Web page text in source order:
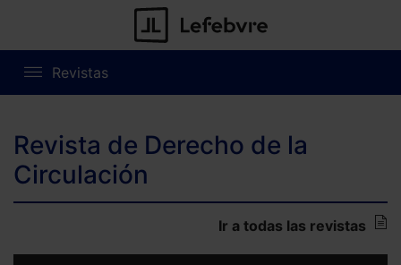
Revistas
Revista de Derecho de la
Circulación
Ir a todas las revistas